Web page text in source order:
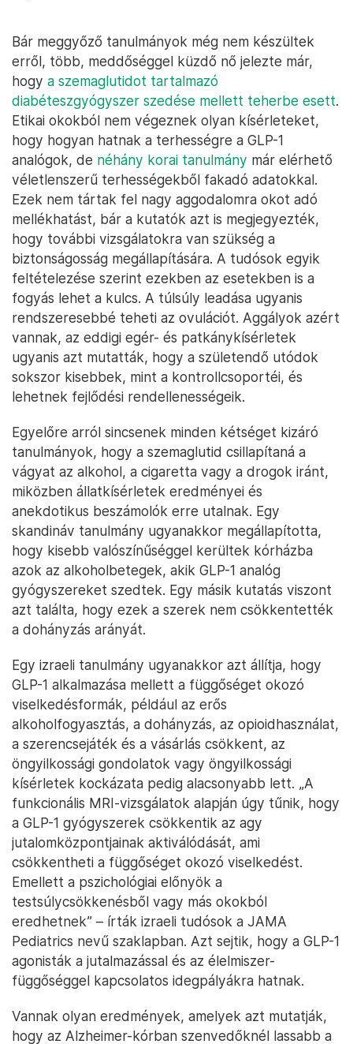
Bár meggyőző tanulmányok még nem készültek
erről, több, meddőséggel küzdő nő jelezte már,
hogy a szemaglutidot tartalmazó
diabéteszgyógyszer szedése mellett teherbe esett.
Etikai okokból nem végeznek olyan kísérleteket,
hogy hogyan hatnak a terhességre a GLP-1
analógok, de néhány korai tanulmány már elérhető
véletlenszerű terhességekből fakadó adatokkal.
Ezek nem tártak fel nagy aggodalomra okot adó
mellékhatást, bár a kutatók azt is megjegyezték,
hogy további vizsgálatokra van szükség a
biztonságosság megállapítására. A tudósok egyik
feltételezése szerint ezekben az esetekben is a
fogyás lehet a kulcs. A túlsúly leadása ugyanis
rendszeresebbé teheti az ovulációt. Aggályok azért
vannak, az eddigi egér- és patkánykísérletek
ugyanis azt mutatták, hogy a születendő utódok
sokszor kisebbek, mint a kontrollcsoportéi, és
lehetnek fejlődési rendellenességeik.
Egyelőre arról sincsenek minden kétséget kizáró
tanulmányok, hogy a szemaglutid csillapítaná a
vágyat az alkohol, a cigaretta vagy a drogok iránt,
miközben állatkísérletek eredményei és
anekdotikus beszámolók erre utalnak. Egy
skandináv tanulmány ugyanakkor megállapította,
hogy kisebb valószínűséggel kerültek kórházba
azok az alkoholbetegek, akik GLP-1 analóg
gyógyszereket szedtek. Egy másik kutatás viszont
azt találta, hogy ezek a szerek nem csökkentették
a dohányzás arányát.
Egy izraeli tanulmány ugyanakkor azt állítja, hogy
GLP-1 alkalmazása mellett a függőséget okozó
viselkedésformák, például az erős
alkoholfogyasztás, a dohányzás, az opioidhasználat,
a szerencsejáték és a vásárlás csökkent, az
öngyilkossági gondolatok vagy öngyilkossági
kísérletek kockázata pedig alacsonyabb lett. „A
funkcionális MRI-vizsgálatok alapján úgy tűnik, hogy
a GLP-1 gyógyszerek csökkentik az agy
jutalomközpontjainak aktiválódását, ami
csökkentheti a függőséget okozó viselkedést.
Emellett a pszichológiai előnyök a
testsúlycsökkenésből vagy más okokból
eredhetnek” – írták izraeli tudósok a JAMA
Pediatrics nevű szaklapban. Azt sejtik, hogy a GLP-1
agonisták a jutalmazással és az élelmiszer-
függőséggel kapcsolatos idegpályákra hatnak.
Vannak olyan eredmények, amelyek azt mutatják,
hogy az Alzheimer-kórban szenvedőknél lassabb a